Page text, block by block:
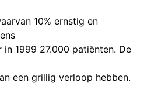
10% ernstig en
in 1999 27.000 patiënten. De
een grillig verloop hebben.